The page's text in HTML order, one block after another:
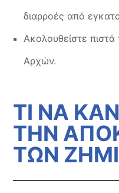
διαρροές από
Ακολουθείστε
Αρχών.
ΤΙ ΝΑ
ΤΗΝ
ΤΩΝ